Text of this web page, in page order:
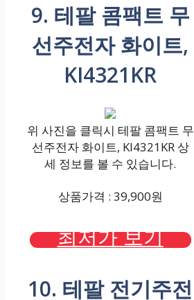
9. 테팔 콤팩트 무
선주전자 화이트,
KI4321KR
위 사진을 클릭시 테팔 콤팩트 무
선주전자 화이트, KI4321KR 상
세 정보를 볼 수 있습니다.
상품가격 : 39,900원
최저가 보기
10. 테팔 전기주전